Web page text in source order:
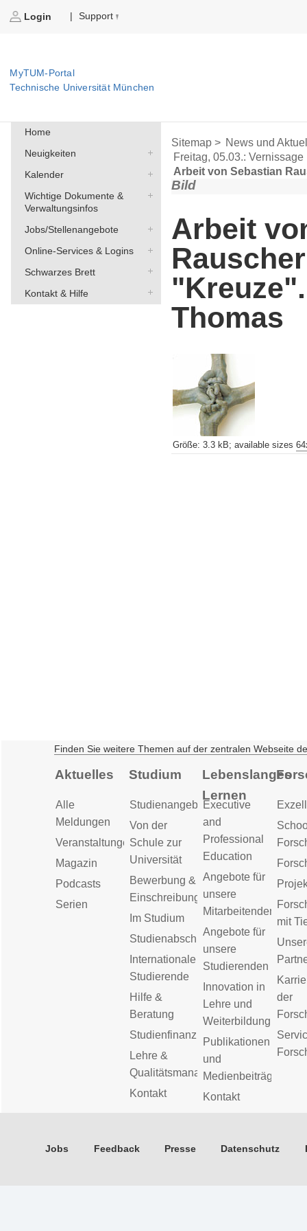
Login | Support
MyTUM-Portal
Technische Universität München
Home
Neuigkeiten
Kalender
Wichtige Dokumente &
Verwaltungsinfos
Jobs/Stellenangebote
Online-Services & Logins
Schwarzes Brett
Kontakt & Hilfe
Sitemap > News und
Freitag, 05.03.:
Arbeit von Sebastian
Bild
Arbeit
Thomas
Größe:3.3 kB;available sizes
Finden Sie weitere Themen auf der zentralen Webseite
Aktuelles
Alle
Meldungen
Veranstaltungen
Magazin
Podcasts
Serien
Studium
Studienangebot
Von der
Schule zur
Universität
Bewerbung &
Einschreibung
Im Studium
Studienabschluss
Internationale
Studierende
Hilfe &
Beratung
Studienfinanzierung
Lehre &
Qualitätsmanagement
Kontakt
Lebenslanges
Lernen
Executive
and
Professional
Education
Angebote für
unsere
Mitarbeitenden
Angebote für
unsere
Studierenden
Innovation in
Lehre und
Weiterbildung
Publikationen
und
Medienbeiträge
Kontakt
mit
der
Jobs Feedback Presse Datenschutz